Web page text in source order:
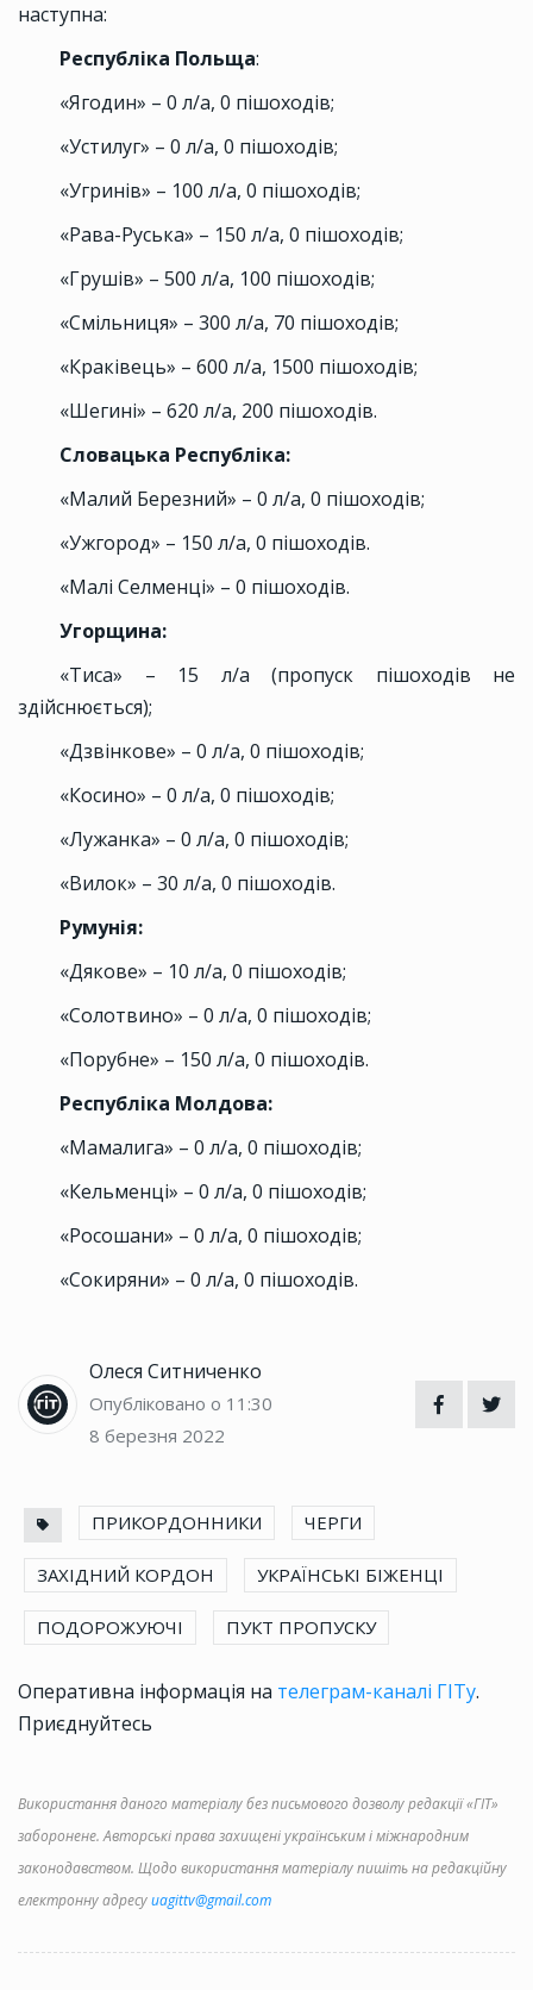
наступна:
Республіка Польща:
«Ягодин» – 0 л/а, 0 пішоходів;
«Устилуг» – 0 л/а, 0 пішоходів;
«Угринів» – 100 л/а, 0 пішоходів;
«Рава-Руська» – 150 л/а, 0 пішоходів;
«Грушів» – 500 л/а, 100 пішоходів;
«Смільниця» – 300 л/а, 70 пішоходів;
«Краківець» – 600 л/а, 1500 пішоходів;
«Шегині» – 620 л/а, 200 пішоходів.
Словацька Республіка:
«Малий Березний» – 0 л/а, 0 пішоходів;
«Ужгород» – 150 л/а, 0 пішоходів.
«Малі Селменці» – 0 пішоходів.
Угорщина:
«Тиса» – 15 л/а (пропуск пішоходів не
здійснюється);
«Дзвінкове» – 0 л/а, 0 пішоходів;
«Косино» – 0 л/а, 0 пішоходів;
«Лужанка» – 0 л/а, 0 пішоходів;
«Вилок» – 30 л/а, 0 пішоходів.
Румунія:
«Дякове» – 10 л/а, 0 пішоходів;
«Солотвино» – 0 л/а, 0 пішоходів;
«Порубне» – 150 л/а, 0 пішоходів.
Республіка Молдова:
«Мамалига» – 0 л/а, 0 пішоходів;
«Кельменці» – 0 л/а, 0 пішоходів;
«Росошани» – 0 л/а, 0 пішоходів;
«Сокиряни» – 0 л/а, 0 пішоходів.
Олеся Ситниченко
Опубліковано о 11:30
8 березня 2022
ПРИКОРДОННИКИ ЧЕРГИ
ЗАХІДНИЙ КОРДОН УКРАЇНСЬКІ БІЖЕНЦІ
ПОДОРОЖУЮЧІ ПУКТ ПРОПУСКУ
Оперативна інформація на телеграм-каналі ГІТу.
Приєднуйтесь
Використання даного матеріалу без письмового дозволу редакції «ГІТ»
заборонене. Авторські права захищені українським і міжнародним
законодавством. Щодо використання матеріалу пишіть на редакційну
електронну адресуuagittv@gmail.com